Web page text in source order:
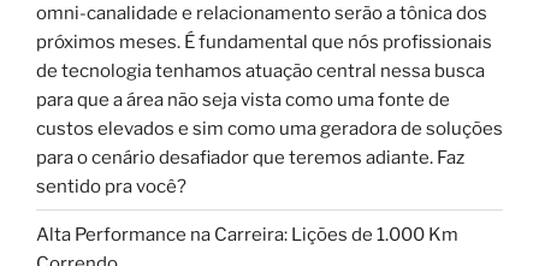
omni-canalidade e relacionamento serão a tônica dos
próximos meses. É fundamental que nós profissionais
de tecnologia tenhamos atuação central nessa busca
para que a área não seja vista como uma fonte de
custos elevados e sim como uma geradora de soluções
para o cenário desafiador que teremos adiante. Faz
sentido pra você?
Alta Performance na Carreira: Lições de 1.000 Km